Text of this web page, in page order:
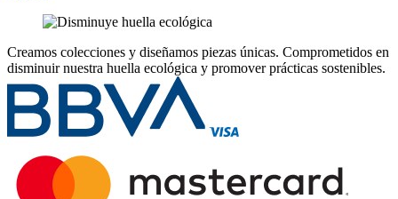
Creamos colecciones y diseñamos piezas únicas. Comprometidos en
disminuir nuestra huella ecológica y promover prácticas sostenibles.